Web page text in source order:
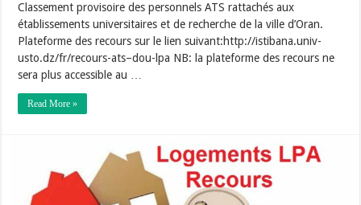
Classement provisoire des personnels ATS rattachés aux
établissements universitaires et de recherche de la ville d’Oran.
Plateforme des recours sur le lien suivant:http://istibana.univ-
usto.dz/fr/recours-ats–dou-lpa NB: la plateforme des recours ne
sera plus accessible au …
Read More »